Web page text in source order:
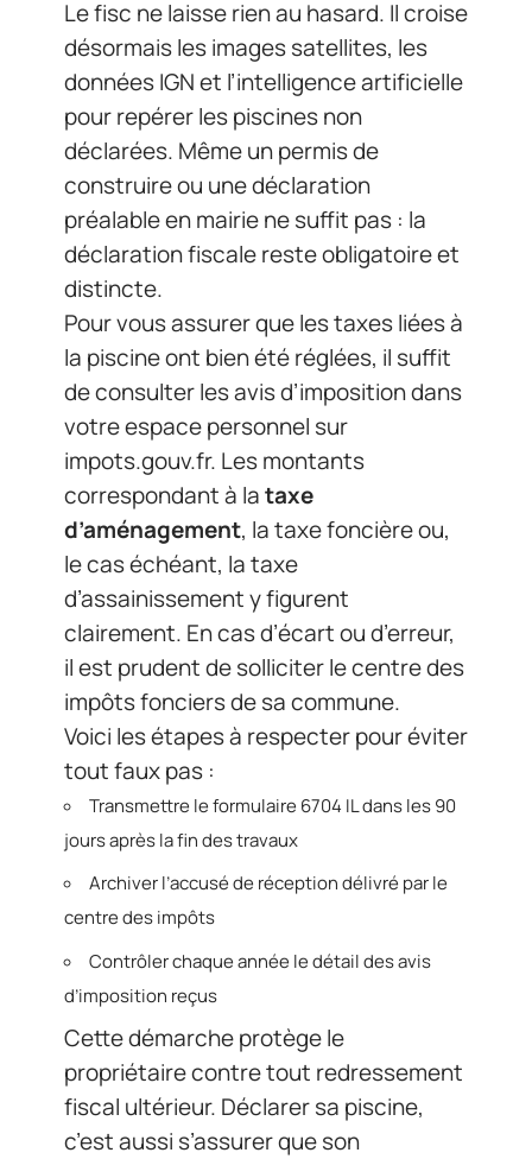
Le fisc ne laisse rien au hasard. Il croise
désormais les images satellites, les
données IGN et l’intelligence artificielle
pour repérer les piscines non
déclarées. Même un permis de
construire ou une déclaration
préalable en mairie ne suffit pas : la
déclaration fiscale reste obligatoire et
distincte.
Pour vous assurer que les taxes liées à
la piscine ont bien été réglées, il suffit
de consulter les avis d’imposition dans
votre espace personnel sur
impots.gouv.fr. Les montants
correspondant à lataxe
d’aménagement, la taxe foncière ou,
le cas échéant, la taxe
d’assainissement y figurent
clairement. En cas d’écart ou d’erreur,
il est prudent de solliciter le centre des
impôts fonciers de sa commune.
Voici les étapes à respecter pour éviter
tout faux pas :
Transmettre le formulaire 6704 IL dans les 90
jours après la fin des travaux
Archiver l’accusé de réception délivré par le
centre des impôts
Contrôler chaque année le détail des avis
d’imposition reçus
Cette démarche protège le
propriétaire contre tout redressement
fiscal ultérieur. Déclarer sa piscine,
c’est aussi s’assurer que son